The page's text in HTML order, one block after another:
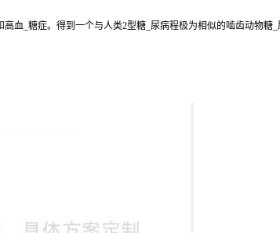
血_糖症。得到一个与人类2型糖_尿病程极为相似的啮齿动物糖